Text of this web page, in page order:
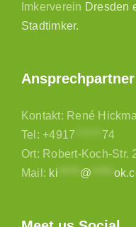
Imkerverein Dresden
Stadtimker.
Ansprechpartner
Kontakt: René
Tel:+4917
74
Ort: Robert-Koch-Str.
Mail: ki @